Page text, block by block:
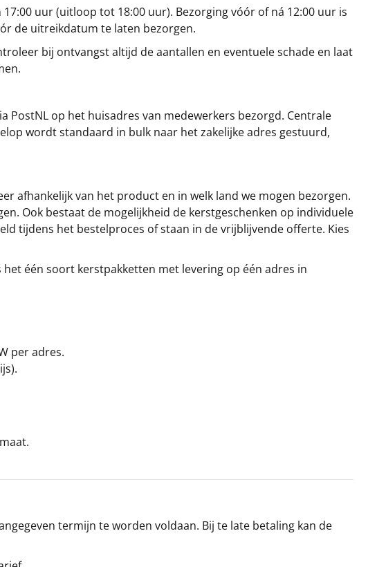
uur (uitloop tot 18:00 uur). Bezorging vóór of ná 12:00 uur is
de uitreikdatum te laten bezorgen.
bij ontvangst altijd de aantallen en eventuele schade en laat
PostNL op het huisadres van medewerkers bezorgd. Centrale
wordt standaard in bulk naar het zakelijke adres gestuurd,
afhankelijk van het product en in welk land we mogen bezorgen.
Ook bestaat de mogelijkheid de kerstgeschenken op individuele
tijdens het bestelproces of staan in de vrijblijvende offerte. Kies
het één soort kerstpakketten met levering op één adres in
per adres.
termijn te worden voldaan. Bij te late betaling kan de